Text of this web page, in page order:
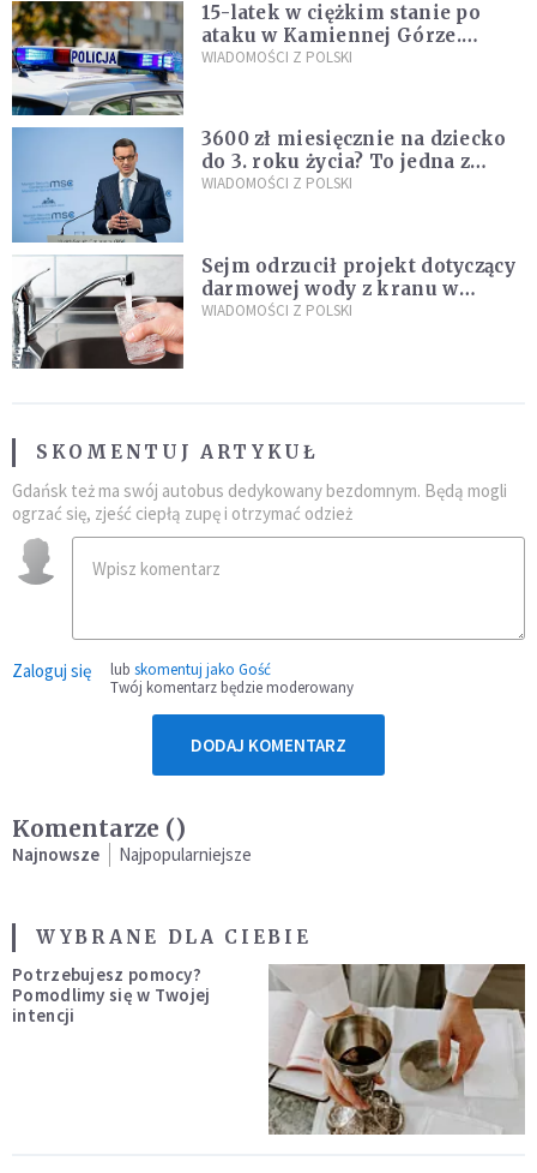
15-latek w ciężkim stanie po
ataku w Kamiennej Górze.
Policja zatrzymała dwóch
WIADOMOŚCI Z POLSKI
3600 zł miesięcznie na dziecko
do 3. roku życia? To jedna z
propozycji programu "Rozwój
WIADOMOŚCI Z POLSKI
Sejm odrzucił projekt dotyczący
darmowej wody z kranu w
restauracjach
WIADOMOŚCI Z POLSKI
SKOMENTUJ ARTYKUŁ
Gdańsk też ma swój autobus dedykowany bezdomnym. Będą mogli
ogrzać się, zjeść ciepłą zupę i otrzymać odzież
Zaloguj się lub skomentuj jako Gość
Twój komentarz będzie moderowany
DODAJ KOMENTARZ
Komentarze ()
Najnowsze Najpopularniejsze
WYBRANE DLA CIEBIE
Potrzebujesz pomocy?
Pomodlimy się w Twojej
intencji